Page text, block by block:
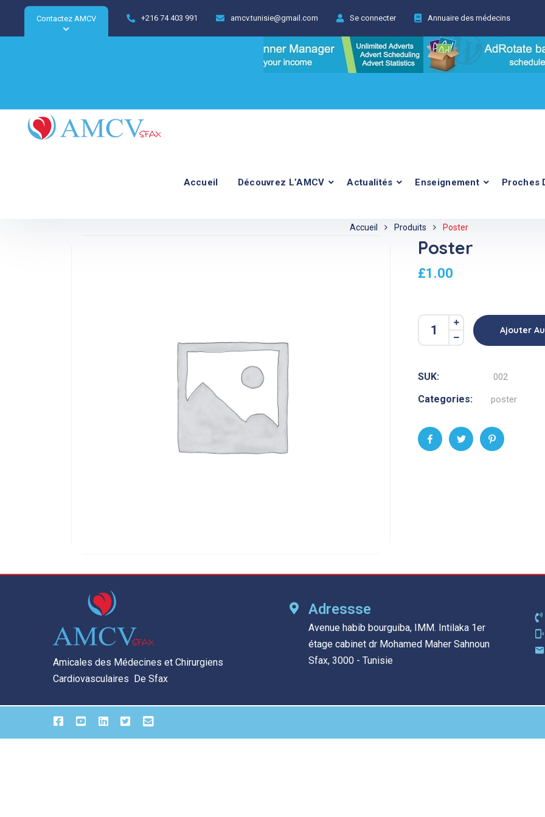
Contactez AMCV +216 74 403 991 amcv.tunisie@gmail.com Se connecter Annuaire des médecins
Accueil Découvrez L’AMCV Actualités Enseignement Proches
Accueil Produits Poster
Poster
£1.00
Ajouter
SUK: 002
Categories: poster
Amicales des Médecines et Chirurgiens
Cardiovasculaires De Sfax
Adressse
Avenue habib bourguiba, IMM. Intilaka 1er
étage cabinet dr Mohamed Maher Sahnoun
Sfax, 3000 - Tunisie